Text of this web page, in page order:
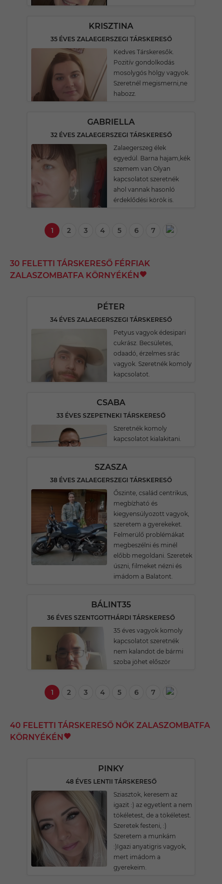
KRISZTINA
35 ÉVES ZALAEGERSZEGI TÁRSKERESŐ
Kedves Társkeresők.
Pozitív gondolkodás
mosolygós hölgy vagyok.
Szeretnél megismerni,ne
habozz.
GABRIELLA
32 ÉVES ZALAEGERSZEGI TÁRSKERESŐ
Zalaegerszeg élek
egyedül. Barna hajam,kék
szemem van Olyan
kapcsolatot szeretnék
ahol vannak hasonló
érdeklődési körök is.
1 2 3 4 5 6 7
30 FELETTI TÁRSKERESŐ FÉRFIAK
ZALASZOMBATFA KÖRNYÉKÉN
PÉTER
34 ÉVES ZALAEGERSZEGI TÁRSKERESŐ
Petyus vagyok édesipari
cukrász. Becsületes,
odaadó, érzelmes srác
vagyok. Szeretnék komoly
kapcsolatot.
CSABA
33 ÉVES SZEPETNEKI TÁRSKERESŐ
Szeretnék komoly
kapcsolatot kialakitani.
SZASZA
38 ÉVES ZALAEGERSZEGI TÁRSKERESŐ
Őszinte, család centrikus,
megbízható és
kiegyensúlyozott vagyok,
szeretem a gyerekeket.
Felmerülő problémákat
megbeszélni és minél
előbb megoldani. Szeretek
úszni, filmeket nézni és
imádom a Balatont.
BÁLINT35
36 ÉVES SZENTGOTTHÁRDI TÁRSKERESŐ
35 éves vagyok komoly
kapcsolatot szeretnék
nem kalandot de bármi
szoba jöhet először
1 2 3 4 5 6 7
40 FELETTI TÁRSKERESŐ NŐK ZALASZOMBATFA
KÖRNYÉKÉN
PINKY
48 ÉVES LENTII TÁRSKERESŐ
Sziasztok, keresem az
igazit :) az egyetlent a nem
tökéletest, de a tökéletest.
Szeretek festeni, :)
Szeretem a munkám
:)Igazi anyatigris vagyok,
mert imádom a
gyerekeim.